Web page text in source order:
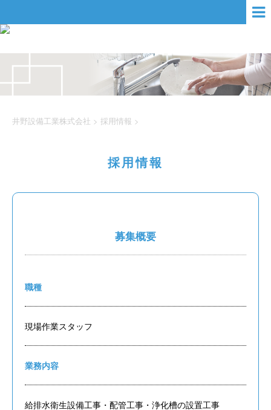
井野設備工業株式会社 > 採用情報 >
採用情報
募集概要
職種
現場作業スタッフ
業務内容
給排水衛生設備工事・配管工事・浄化槽の設置工事